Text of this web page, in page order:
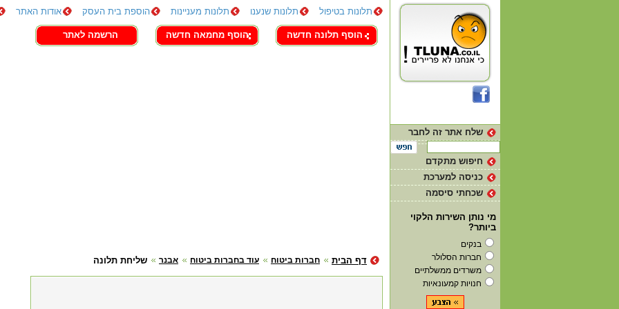
תלונות בטיפול תלונות שנענו תלונות מעניינות הוספת בית העסק אודות האתר
צור קשר
הוסף תלונה חדשה הוסף מחמאה חדשה הרשמה לאתר
שליחת תלונה אבנר עוד בחברות ביטוח חברות ביטוח דף הבית
שלח אתר זה לחבר
חיפוש מתקדם
כניסה למערכת
שכחתי סיסמה
מי נותן השירות הלקוי
ביותר?
בנקים
חברות הסלולר
משרדים ממשלתיים
חנויות קמעונאיות